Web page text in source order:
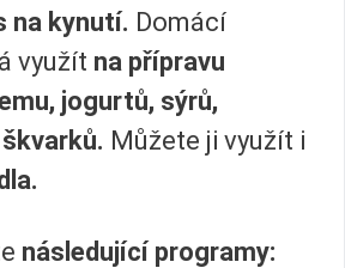
na kynutí. Domácí
využít na přípravu
jogurtů, sýrů,
Můžete ji využít i
následující programy: